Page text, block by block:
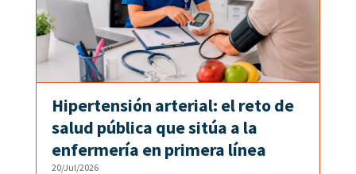
Hipertensión arterial: el reto de
salud pública que sitúa a la
enfermería en primera línea
20/Jul/2026